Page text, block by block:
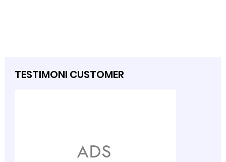
TESTIMONI CUSTOMER